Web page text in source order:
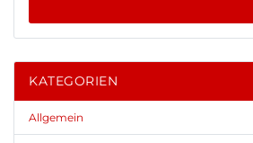
KATEGORIEN
Allgemein